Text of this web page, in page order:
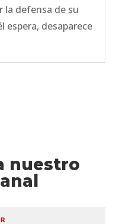
la defensa de su
espera, desaparece
nuestro